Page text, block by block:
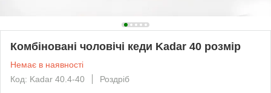
Комбіновані чоловічі кеди Kadar 40 розмір
Немає в наявності
Код: Kadar 40.4-40
Роздріб